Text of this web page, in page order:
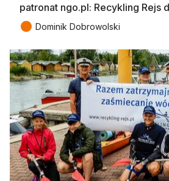
patronat ngo.pl: Recykling Rejs
● Dominik Dobrowolski